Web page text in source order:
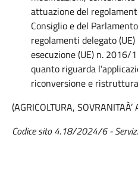
attuazione del
Consiglio e del
regolamenti delegato
esecuzione (UE) n. 2016/
quanto riguarda
riconversione e
(AGRICOLTURA,
Codice sito 4.18/2024/6 -